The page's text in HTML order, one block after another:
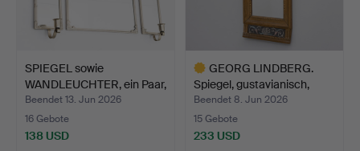
SPIEGEL sowie
WANDLEUCHTER, ein Paar,
Zinn…
Beendet 13. Jun 2026
16 Gebote
138 USD
GEORG LINDBERG.
Spiegel, gustavianisch,
Me…
Beendet 8. Jun 2026
15 Gebote
233 USD